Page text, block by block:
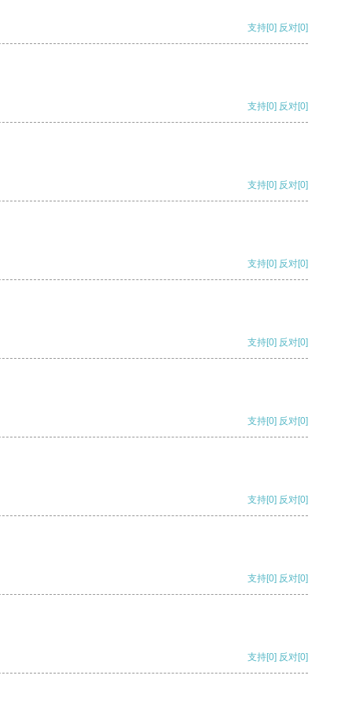
支持[0] 反对[0]
支持[0] 反对[0]
支持[0] 反对[0]
支持[0] 反对[0]
支持[0] 反对[0]
支持[0] 反对[0]
支持[0] 反对[0]
支持[0] 反对[0]
支持[0] 反对[0]